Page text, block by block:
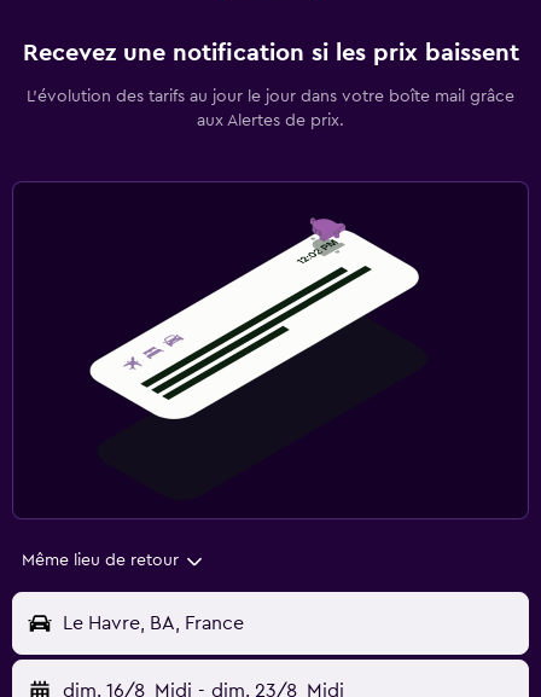
Recevez une notification si les prix baissent
L’évolution des tarifs au jour le jour dans votre boîte mail grâce
aux Alertes de prix.
Même lieu de retour
Le Havre, BA, France
dim. 16/8 Midi - dim. 23/8 Midi